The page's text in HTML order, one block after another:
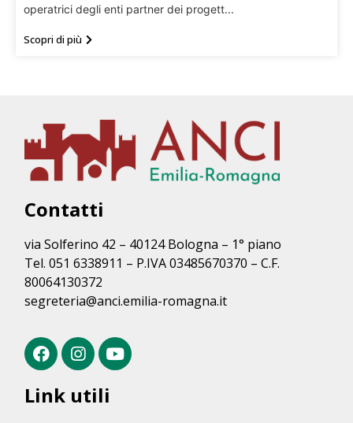
operatrici degli enti partner dei progett...
Scopri di più
Contatti
via Solferino 42 – 40124 Bologna – 1° piano
Tel. 051 6338911 – P.IVA 03485670370 – C.F.
80064130372
segreteria@anci.emilia-romagna.it
Link utili